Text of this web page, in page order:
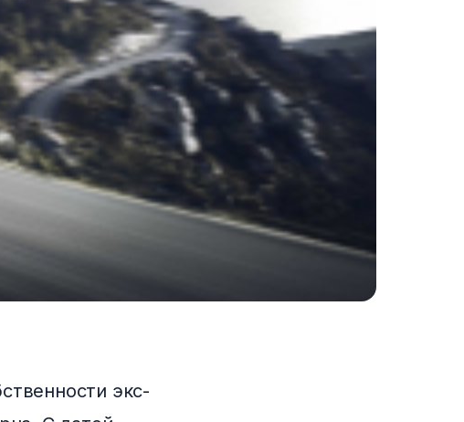
экс-